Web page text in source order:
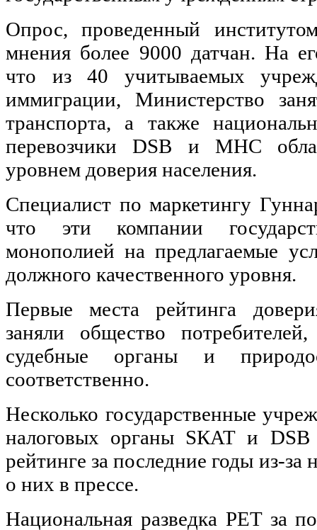
Опрос, проведенный
мнения более 9000 датчан. На
что из 40 учитываемых
иммиграции, Министерство
транспорта, а также
перевозчики DSB и МНС
уровнем доверия населения.
Специалист по маркетингу
что эти компании
монополией на предлагаемые
должного качественного уровня.
Первые места рейтинга
заняли общество
судебные органы и
соответственно.
Несколько государственные
налоговых органы SКАТ и DSB
рейтинге за последние годы из-
о них в прессе.
Национальная разведка PET за